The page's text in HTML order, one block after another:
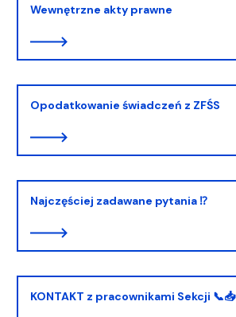
Wewnętrzne akty prawne
Opodatkowanie świadczeń z ZFŚS
Najczęściej zadawane pytania ⁉️
KONTAKT z pracownikami Sekcji 📞📥